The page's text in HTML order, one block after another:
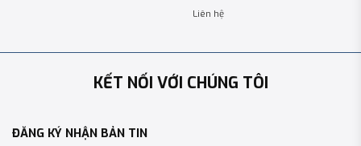
Liên hệ
KẾT NỐI VỚI CHÚNG TÔI
ĐĂNG KÝ NHẬN BẢN TIN